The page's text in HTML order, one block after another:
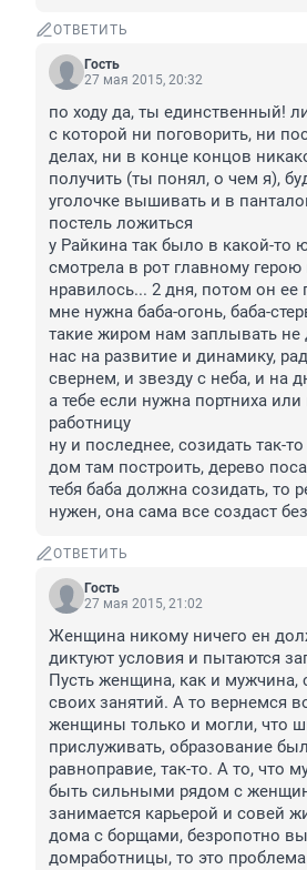
ОТВЕТИТЬ
Гость
27 мая 2015, 20:32
по ходу да, ты единственный!
с которой ни поговорить, ни
делах, ни в конце концов
получить (ты понял, о чем я),
уголочке вышивать и в
постель ложиться
у Райкина так было в какой-то
смотрела в рот главному герою
нравилось... 2 дня, потом он ее
мне нужна баба-огонь, баба-
такие жиром нам заплывать не
нас на развитие и динамику,
свернем, и звезду с неба, и на
а тебе если нужна портниха или
работницу
ну и последнее, созидать так-
дом там построить, дерево
тебя баба должна созидать, то
нужен, она сама все создаст
ОТВЕТИТЬ
Гость
27 мая 2015, 21:02
Женщина никому ничего ен
диктуют условия и пытаются
Пусть женщина, как и мужчина,
своих занятий. А то вернемся
женщины только и могли, что
прислуживать, образование
равноправие, так-то. А то, что
быть сильными рядом с
занимается карьерой и совей
дома с борщами, безропотно
домработницы, то это